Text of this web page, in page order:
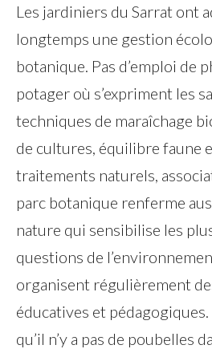
Les jardiniers du Sarrat ont
longtemps une gestion
botanique. Pas d’emploi de
potager où s’expriment les
techniques de maraîchage
de cultures, équilibre faune
traitements naturels,
parc botanique renferme
nature qui sensibilise les
questions de
organisent régulièrement
éducatives et
qu’il n’y a pas de poubelles